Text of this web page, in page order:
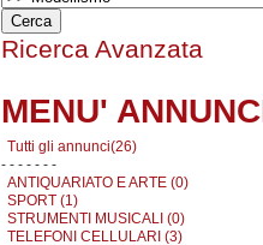
Ricerca Avanzata
MENU'
Tutti gli annunci(26)
- - - - - - -
ANTIQUARIATO E ARTE (0)
SPORT (1)
STRUMENTI MUSICALI (0)
TELEFONI CELLULARI (3)